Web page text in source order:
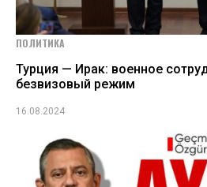
ПОЛИТИКА
Турция — Ирак: военное
безвизовый режим
16.08.2024